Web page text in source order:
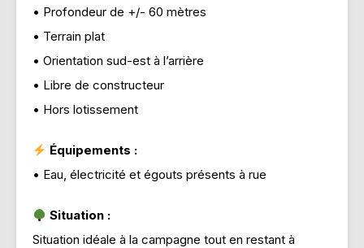
• Profondeur de +/- 60 mètres
• Terrain plat
• Orientation sud-est à l’arrière
• Libre de constructeur
• Hors lotissement
Équipements :
• Eau, électricité et égouts présents à rue
Situation :
Situation idéale à la campagne tout en restant à